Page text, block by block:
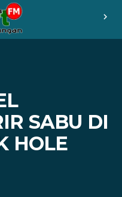
chevron_right
SABU DI
HOLE